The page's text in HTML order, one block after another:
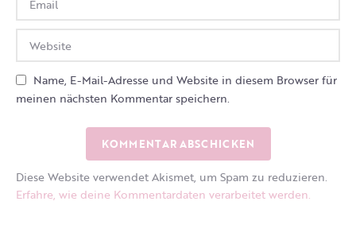
Name, E-Mail-Adresse und Website in diesem Browser für
meinen nächsten Kommentar speichern.
Diese Website verwendet Akismet, um Spam zu reduzieren.
Erfahre, wie deine Kommentardaten verarbeitet werden.